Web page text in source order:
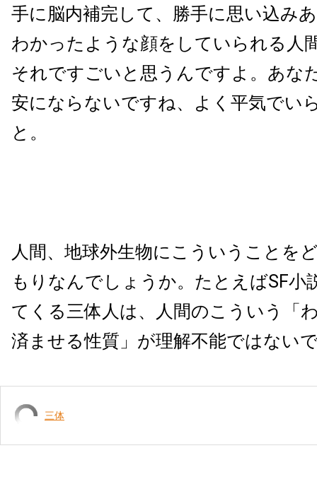
手に脳内補完して、勝手に思い込み
わかったような顔をしていられる人
それですごいと思うんですよ。あな
安にならないですね、よく平気でい
と。
人間、地球外生物にこういうことを
もりなんでしょうか。たとえばSF小
てくる三体人は、人間のこういう「
済ませる性質」が理解不能ではない
三体